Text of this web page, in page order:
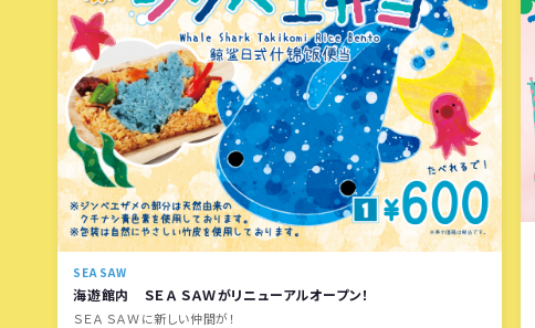
SEA SAW
海遊館内 ＳＥＡ ＳＡＷがリニューアルオープン！
ＳＥＡ ＳＡＷに新しい仲間が！